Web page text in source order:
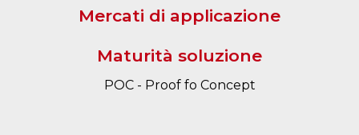
Mercati di applicazione
Maturità soluzione
POC - Proof fo Concept